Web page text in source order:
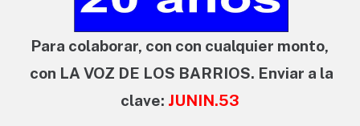
Para colaborar, con con cualquier monto,
con LA VOZ DE LOS BARRIOS. Enviar a la
clave: JUNIN.53